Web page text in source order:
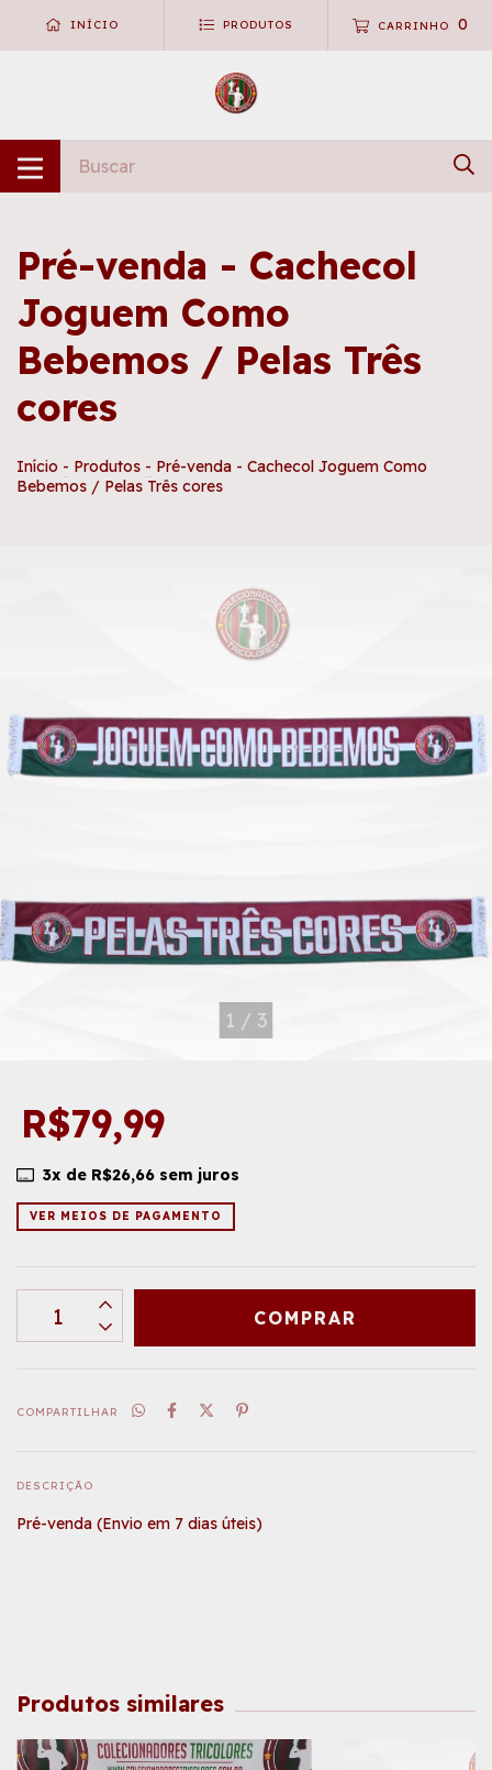
INÍCIO PRODUTOS CARRINHO 0
Pré-venda - Cachecol
Joguem Como
Bebemos / Pelas Três
cores
Início - Produtos - Pré-venda - Cachecol Joguem Como
Bebemos / Pelas Três cores
1 / 3
R$79,99
3x de R$26,66sem juros
VER MEIOS DE PAGAMENTO
COMPARTILHAR
DESCRIÇÃO
Pré-venda (Envio em 7 dias úteis)
Produtos similares